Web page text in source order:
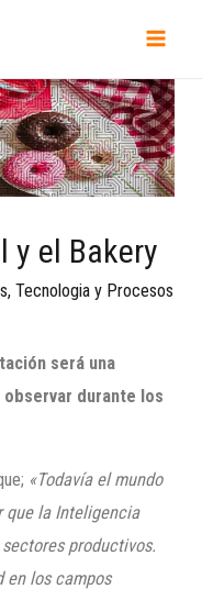
el Bakery
,Tecnologia y Procesos
será una
observar durante los
«Todavía el mundo
que la Inteligencia
productivos.
en los campos